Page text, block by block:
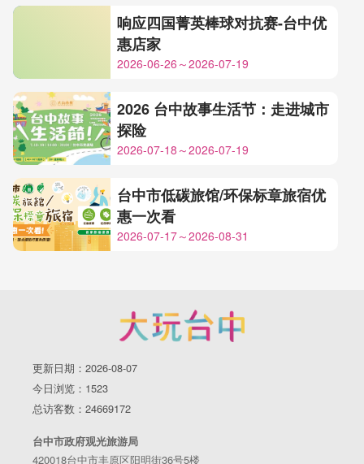
响应四国菁英棒球对抗赛-台中优
惠店家
2026-06-26～2026-07-19
2026 台中故事生活节：走进城市
探险
2026-07-18～2026-07-19
台中市低碳旅馆/环保标章旅宿优
惠一次看
2026-07-17～2026-08-31
更新日期：2026-08-07
今日浏览：1523
总访客数：24669172
台中市政府观光旅游局
420018台中市丰原区阳明街36号5楼